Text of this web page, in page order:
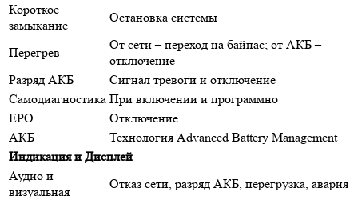
Короткое
замыкание
Остановка системы
Перегрев
От сети – переход на байпас; от АКБ –
отключение
Разряд АКБ
Сигнал тревоги и отключение
Самодиагностика При включении и программно
EPO
Отключение
АКБ
Технология Advanced Battery Management
Индикация и Дисплей
Аудио и
визуальная
Отказ сети, разряд АКБ, перегрузка, авария